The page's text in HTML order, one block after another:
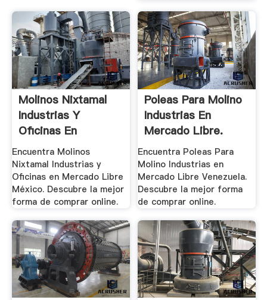
Molinos Nixtamal
Industrias Y
Oficinas En
Mercado.
Encuentra Molinos
Nixtamal Industrias y
Oficinas en Mercado Libre
México. Descubre la mejor
forma de comprar online.
Poleas Para Molino
Industrias En
Mercado Libre.
Encuentra Poleas Para
Molino Industrias en
Mercado Libre Venezuela.
Descubre la mejor forma
de comprar online.